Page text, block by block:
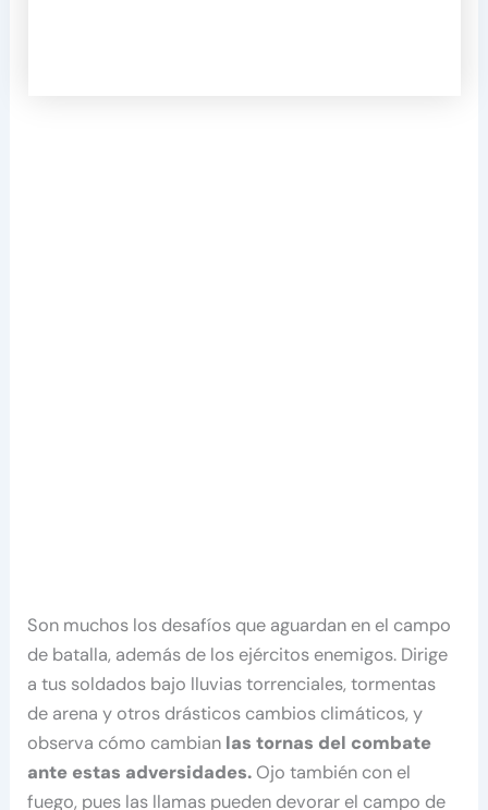
Son muchos los desafíos que aguardan en el campo
de batalla, además de los ejércitos enemigos. Dirige
a tus soldados bajo lluvias torrenciales, tormentas
de arena y otros drásticos cambios climáticos, y
observa cómo cambian las tornas del combate
ante estas adversidades. Ojo también con el
fuego, pues las llamas pueden devorar el campo de